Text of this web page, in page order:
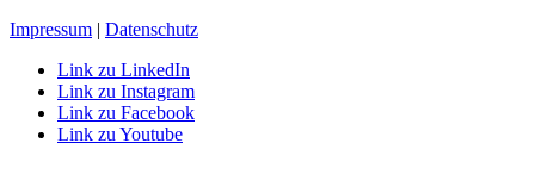
Impressum | Datenschutz
Link zu LinkedIn
Link zu Instagram
Link zu Facebook
Link zu Youtube